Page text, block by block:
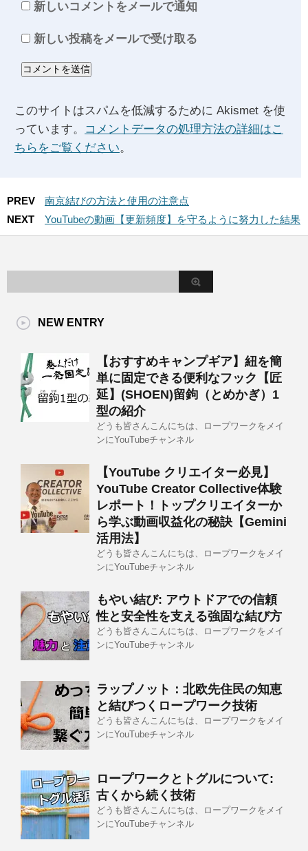
新しいコメントをメールで通知
新しい投稿をメールで受け取る
このサイトはスパムを低減するために Akismet を使
っています。
コメントデータの処理方法の詳細はこ
ちらをご覧ください。
PREV
南京結びの方法と使用の注意点
NEXT
YouTubeの動画【更新頻度】を守るように努力した結果
NEW ENTRY
【おすすめキャンプギア】紐を簡
単に固定できる便利なフック【匠
延】(SHOEN)留鉤（とめかぎ）1
型の紹介
どうも皆さんこんにちは、ロープワークをメイ
ンにYouTubeチャンネル
【YouTube クリエイター必見】
YouTube Creator Collective体験
レポート！トップクリエイターか
ら学ぶ動画収益化の秘訣【Gemini
活用法】
どうも皆さんこんにちは、ロープワークをメイ
ンにYouTubeチャンネル
もやい結び: アウトドアでの信頼
性と安全性を支える強固な結び方
どうも皆さんこんにちは、ロープワークをメイ
ンにYouTubeチャンネル
ラップノット：北欧先住民の知恵
と結びつくロープワーク技術
どうも皆さんこんにちは、ロープワークをメイ
ンにYouTubeチャンネル
ロープワークとトグルについて:
古くから続く技術
どうも皆さんこんにちは、ロープワークをメイ
ンにYouTubeチャンネル